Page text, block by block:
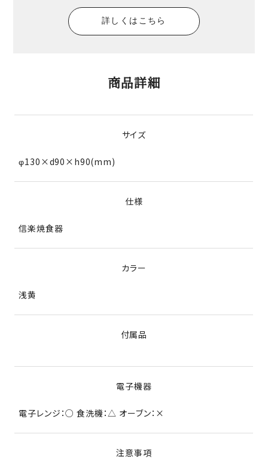
詳しくはこちら
商品詳細
サイズ
φ130×d90×h90(mm)
仕様
信楽焼食器
カラー
浅黄
付属品
電子機器
電子レンジ：○ 食洗機：△ オーブン：×
注意事項